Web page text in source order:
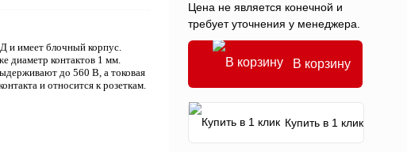
и имеет блочный корпус.
диаметр контактов 1 мм.
до 560 В, а токовая
и относится к розеткам.
Цена не является конечной и
требует уточнения у менеджера.
В корзину
Купить в 1 клик